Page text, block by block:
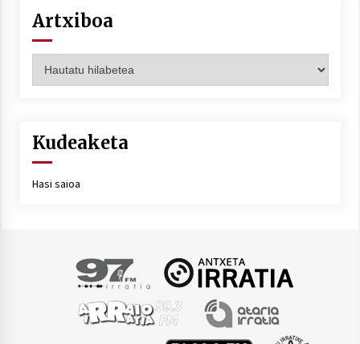
Artxiboa
Kudeaketa
Hasi saioa